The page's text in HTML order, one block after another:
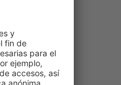
clip o adhesiva
y a cada
€